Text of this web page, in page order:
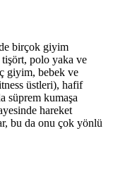
birçok giyim
tişört, polo yaka ve
giyim, bebek ve
üstleri), hafif
süprem kumaşa
hareket
bu da onu çok yönlü